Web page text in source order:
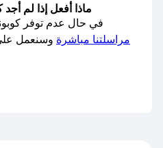
ماذا أفعل إذا لم
في حال عدم توفر
مراسلتنا مباشرة وسنعمل